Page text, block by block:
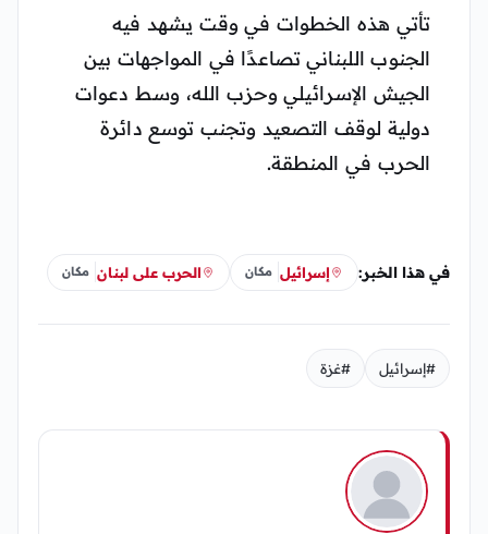
تأتي هذه الخطوات في وقت يشهد فيه
الجنوب اللبناني تصاعدًا في المواجهات بين
الجيش الإسرائيلي وحزب الله، وسط دعوات
دولية لوقف التصعيد وتجنب توسع دائرة
الحرب في المنطقة.
في هذا الخبر: إسرائيل مكان الحرب على لبنان مكان
#إسرائيل #غزة